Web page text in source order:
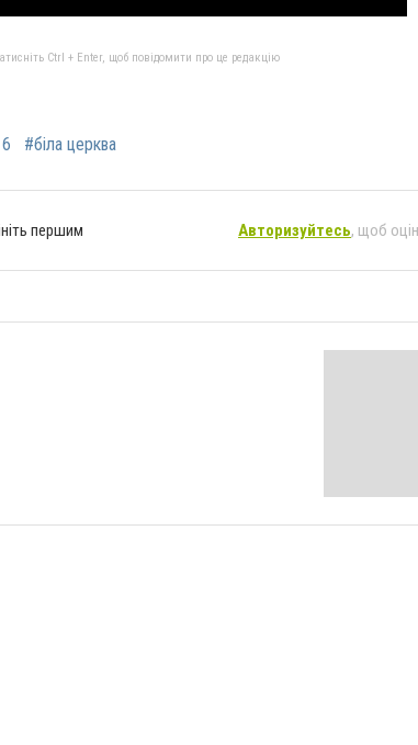
Ctrl + Enter, щоб повідомити про це редакцію
#біла церква
першим Авторизуйтесь, щоб